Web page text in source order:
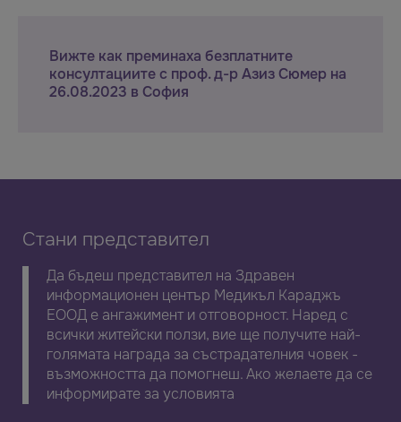
Вижте как преминаха безплатните
консултациите с проф. д-р Азиз Сюмер на
26.08.2023 в София
Стани представител
Да бъдеш представител на Здравен
информационен център Медикъл Караджъ
ЕООД е ангажимент и отговорност. Наред с
всички житейски ползи, вие ще получите най-
голямата награда за състрадателния човек -
възможността да помогнеш. Ако желаете да се
информирате за условията